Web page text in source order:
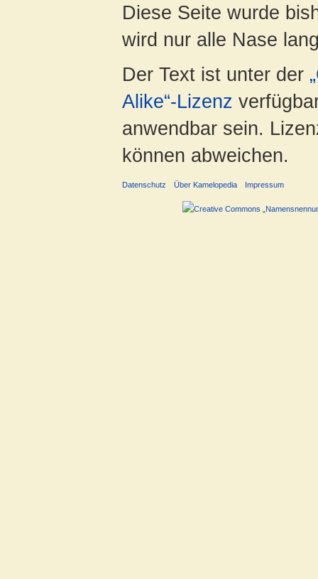
Diese Seite wurde
wird nur alle Nase
Der Text ist unter der
Alike“-Lizenz
anwendbar sein.
können abweichen.
Datenschutz Über Kamelopedia Impressum